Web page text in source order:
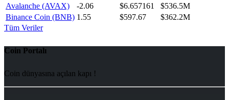
Avalanche (AVAX)
-2.06 $6.657161
$536.5M
Binance Coin (BNB) 1.55 $597.67
$362.2M
Tüm Veriler
Coin Portalı
Coin dünyasına açılan kapı !